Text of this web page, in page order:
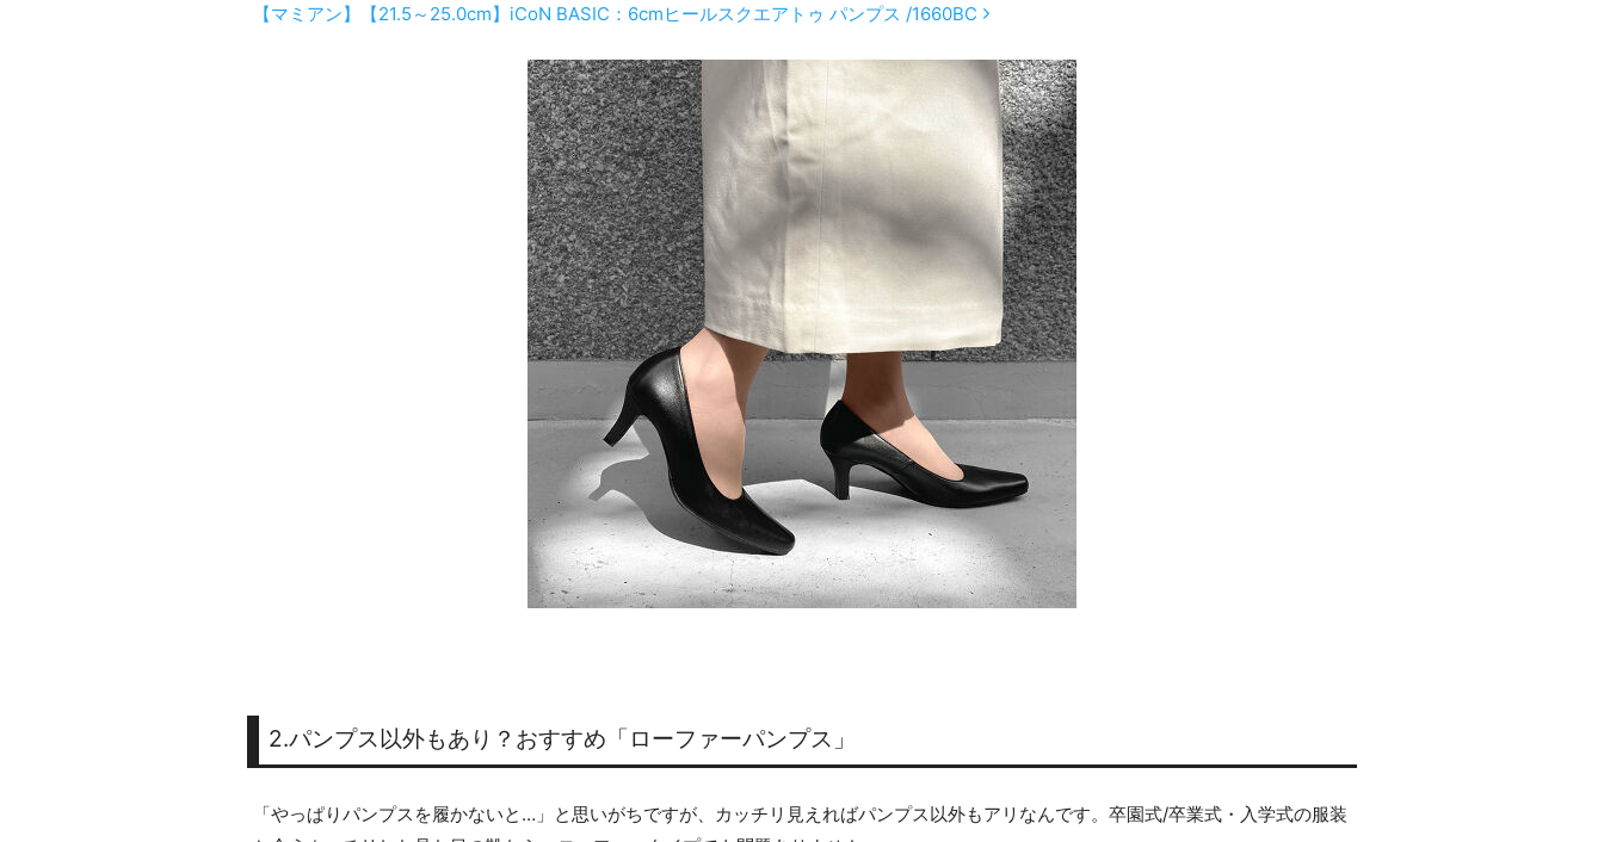
【マミアン】【21.5～25.0cm】iCoN BASIC：6cmヒールスクエアトゥ パンプス /1660BC
2.パンプス以外もあり？おすすめ「ローファーパンプス」
「やっぱりパンプスを履かないと…」と思いがちですが、カッチリ見えればパンプス以外もアリなんです。卒園式/卒業式・入学式の服装